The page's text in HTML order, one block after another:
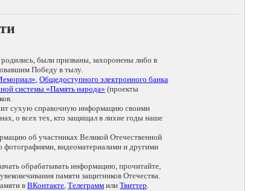
были призваны, захоронены либо в
Победу в тылу.
, Общедоступного электронного банка
системы «Память народа» (проекты
сухую справочную информацию своими
о всех тех, кто защищал в лихие годы наше
об участниках Великой Отечественной
видеоматериалами и другими
обрабатывать информацию, прочитайте,
памяти защитников Отечества.
в ВКонтакте, Телеграмм или Твиттер.